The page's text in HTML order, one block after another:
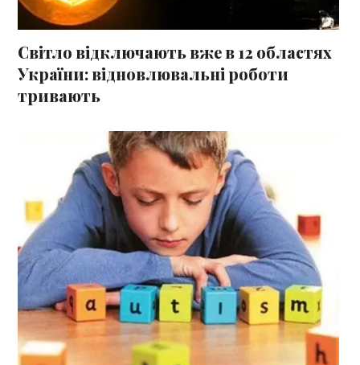
Світло відключають вже в 12 областях
України: відновлювальні роботи
тривають